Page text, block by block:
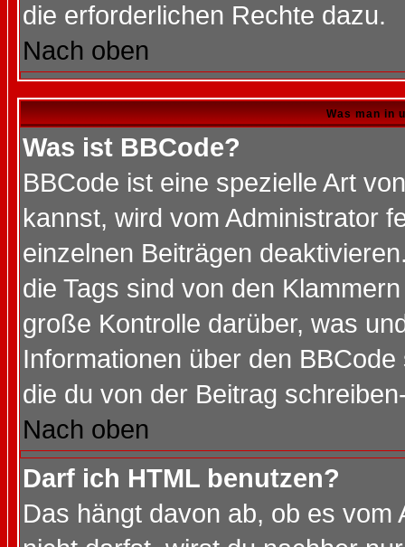
die erforderlichen Rechte dazu.
Nach oben
Was man in
Was ist BBCode?
BBCode ist eine spezielle Art
kannst, wird vom Administrator
einzelnen Beiträgen
die Tags sind von den
große Kontrolle darüber, was
Informationen über den
die du von der Beitrag
Nach oben
Darf ich HTML benutzen?
Das hängt davon ab, ob es